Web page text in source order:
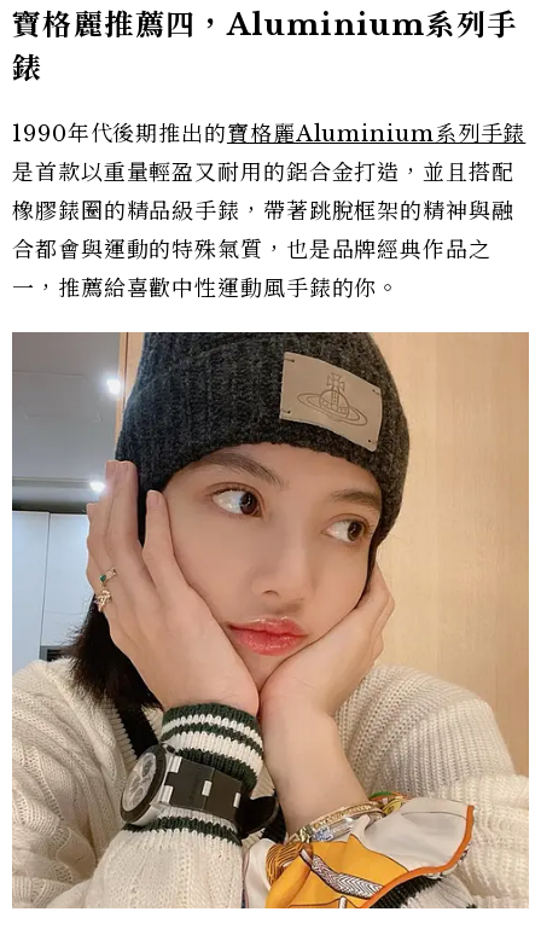
寶格麗推薦四，Aluminium系列手
錶
1990年代後期推出的寶格麗Aluminium系列手錶
是首款以重量輕盈又耐用的鋁合金打造，並且搭配
橡膠錶圈的精品級手錶，帶著跳脫框架的精神與融
合都會與運動的特殊氣質，也是品牌經典作品之
一，推薦給喜歡中性運動風手錶的你。